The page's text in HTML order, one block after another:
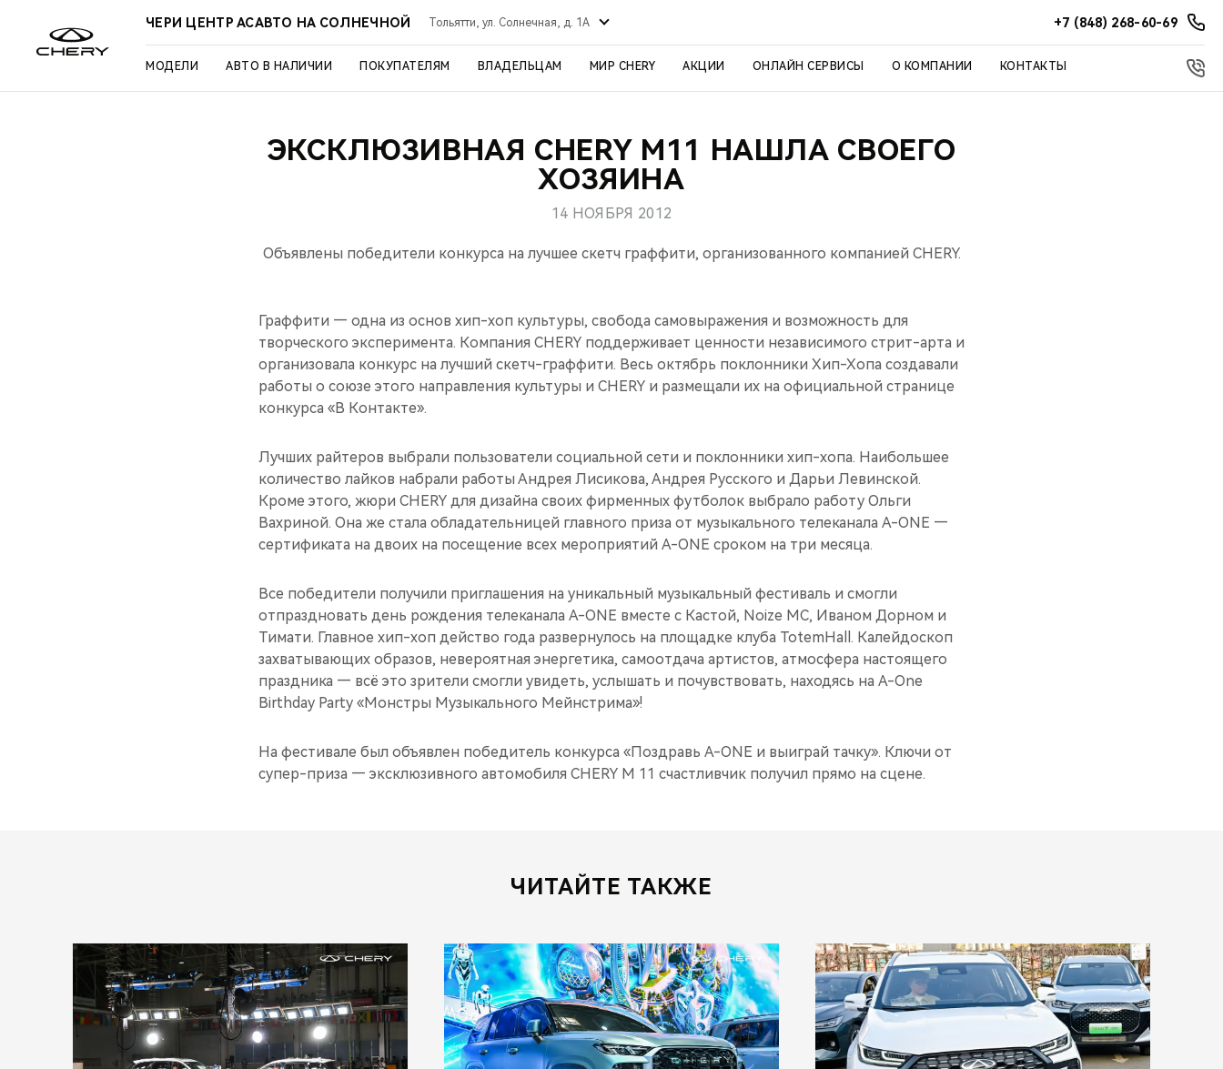
ЧЕРИ ЦЕНТР АСАВТО НА СОЛНЕЧНОЙ Тольятти, ул. Солнечная, д. 1А +7 (848) 268-60-69
МОДЕЛИ АВТО В НАЛИЧИИ ПОКУПАТЕЛЯМ ВЛАДЕЛЬЦАМ МИР CHERY АКЦИИ ОНЛАЙН СЕРВИСЫ О КОМПАНИИ КОНТАКТЫ
ЭКСКЛЮЗИВНАЯ CHERY М11 НАШЛА СВОЕГО
ХОЗЯИНА
14 НОЯБРЯ 2012
Объявлены победители конкурса на лучшее скетч граффити, организованного компанией CHERY.
Граффити — одна из основ хип-хоп культуры, свобода самовыражения и возможность для
творческого эксперимента. Компания CHERY поддерживает ценности независимого стрит-арта и
организовала конкурс на лучший скетч-граффити. Весь октябрь поклонники Хип-Хопа создавали
работы о союзе этого направления культуры и CHERY и размещали их на официальной странице
конкурса «В Контакте».
Лучших райтеров выбрали пользователи социальной сети и поклонники хип-хопа. Наибольшее
количество лайков набрали работы Андрея Лисикова, Андрея Русского и Дарьи Левинской.
Кроме этого, жюри CHERY для дизайна своих фирменных футболок выбрало работу Ольги
Вахриной. Она же стала обладательницей главного приза от музыкального телеканала A-ONE —
сертификата на двоих на посещение всех мероприятий A-ONE сроком на три месяца.
Все победители получили приглашения на уникальный музыкальный фестиваль и смогли
отпраздновать день рождения телеканала A-ONE вместе с Кастой, Noize MC, Иваном Дорном и
Тимати. Главное хип-хоп действо года развернулось на площадке клуба TotemHall. Калейдоскоп
захватывающих образов, невероятная энергетика, самоотдача артистов, атмосфера настоящего
праздника — всё это зрители смогли увидеть, услышать и почувствовать, находясь на A-One
Birthday Party «Монстры Музыкального Мейнстрима»!
На фестивале был объявлен победитель конкурса «Поздравь A-ONE и выиграй тачку». Ключи от
супер-приза — эксклюзивного автомобиля CHERY M 11 счастливчик получил прямо на сцене.
ЧИТАЙТЕ ТАКЖЕ